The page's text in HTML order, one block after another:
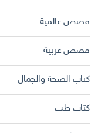
قصص عالمية
قصص عربية
كتاب الصحة والجمال
كتاب طب